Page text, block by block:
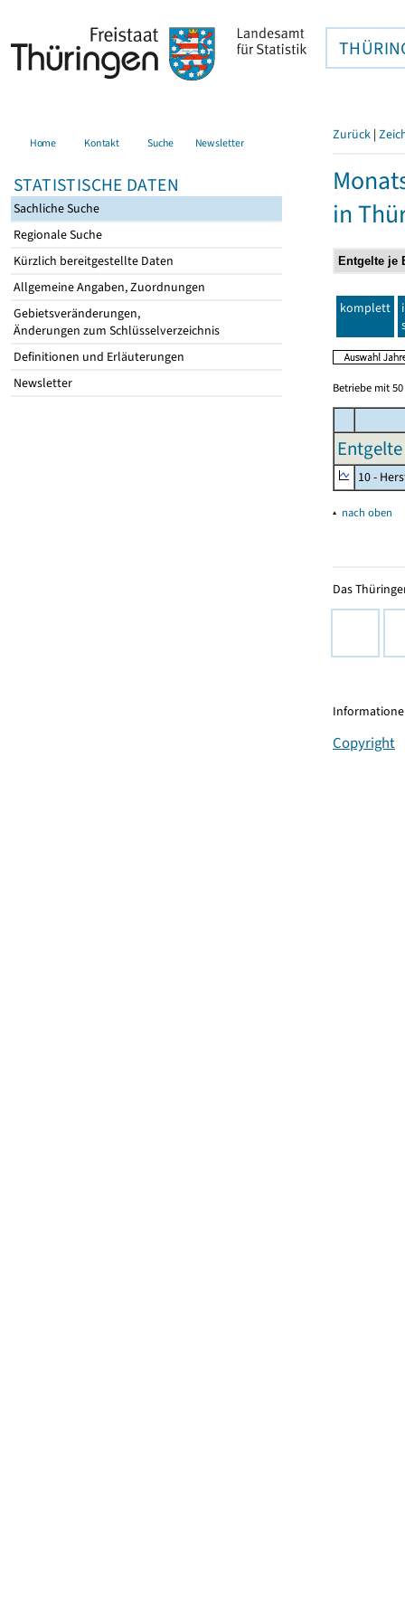
Home Kontakt Suche Newsletter
STATISTISCHE DATEN
Sachliche Suche
Regionale Suche
Kürzlich bereitgestellte Daten
Allgemeine Angaben, Zuordnungen
Gebietsveränderungen,
Änderungen zum Schlüsselverzeichnis
Definitionen und Erläuterungen
Newsletter
Zurück |
in
komplett
Betriebe mit
10 -
▴ nach oben
Das
Copyright